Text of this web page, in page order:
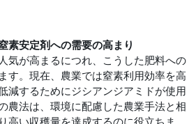
素安定剤への需要の高まり
気が高まるにつれ、こうした肥料への
す。現在、農業では窒素利用効率を高
減するためにジシアンジアミドが使用
農法は、環境に配慮した農業手法と相